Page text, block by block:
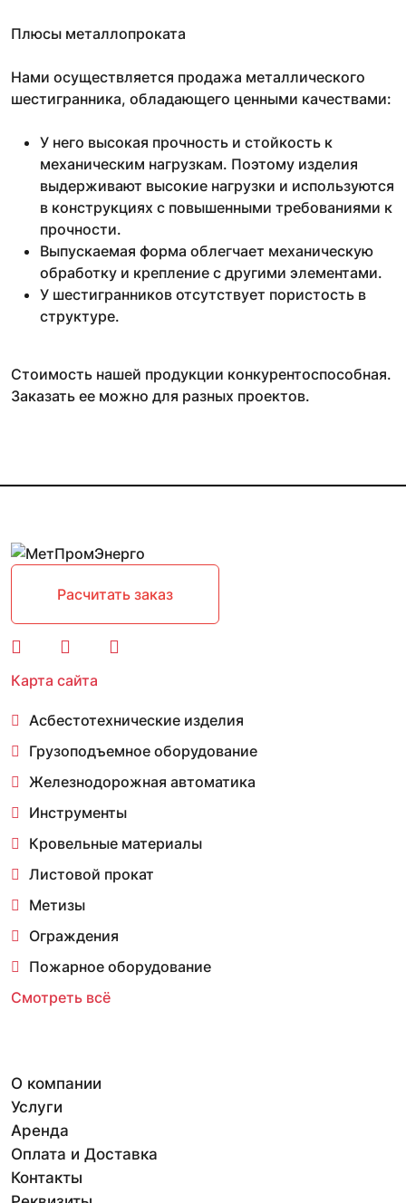
Плюсы металлопроката
Нами осуществляется продажа металлического
шестигранника, обладающего ценными качествами:
У него высокая прочность и стойкость к
механическим нагрузкам. Поэтому изделия
выдерживают высокие нагрузки и используются
в конструкциях с повышенными требованиями к
прочности.
Выпускаемая форма облегчает механическую
обработку и крепление с другими элементами.
У шестигранников отсутствует пористость в
структуре.
Стоимость нашей продукции конкурентоспособная.
Заказать ее можно для разных проектов.
Расчитать заказ
Карта сайта
Асбестотехнические изделия
Грузоподъемное оборудование
Железнодорожная автоматика
Инструменты
Кровельные материалы
Листовой прокат
Метизы
Ограждения
Пожарное оборудование
Смотреть всё
О компании
Услуги
Аренда
Оплата и Доставка
Контакты